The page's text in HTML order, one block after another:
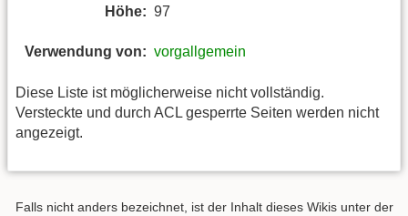
Höhe: 97
Verwendung von: vorgallgemein
Diese Liste ist möglicherweise nicht vollständig.
Versteckte und durch ACL gesperrte Seiten werden nicht
angezeigt.
Falls nicht anders bezeichnet, ist der Inhalt dieses Wikis unter der